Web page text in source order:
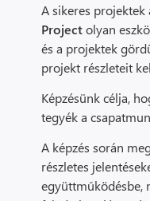
A sikeres
Projectolyan
és a projektek
projekt részleteit
Képzésünk célja,
tegyék a
A képzés során
részletes
együttműködésbe,